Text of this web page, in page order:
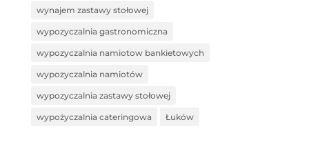
wynajem zastawy stołowej
wypozyczalnia gastronomiczna
wypozyczalnia namiotow bankietowych
wypozyczalnia namiotów
wypozyczalnia zastawy stołowej
wypożyczalnia cateringowa Łuków